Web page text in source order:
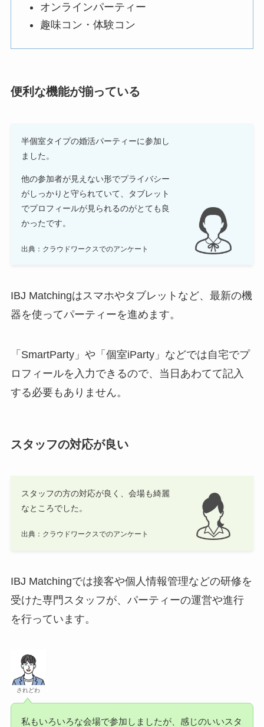
オンラインパーティー
趣味コン・体験コン
便利な機能が揃っている
半個室タイプの婚活パーティーに参加し
ました。
他の参加者が見えない形でプライバシー
がしっかりと守られていて、タブレット
でプロフィールが見られるのがとても良
かったです。
出典：クラウドワークスでのアンケート
IBJ Matchingはスマホやタブレットなど、最新の機
器を使ってパーティーを進めます。
「SmartParty」や「個室iParty」などでは自宅でプ
ロフィールを入力できるので、当日あわてて記入
する必要もありません。
スタッフの対応が良い
スタッフの方の対応が良く、会場も綺麗
なところでした。
出典：クラウドワークスでのアンケート
IBJ Matchingでは接客や個人情報管理などの研修を
受けた専門スタッフが、パーティーの運営や進行
を行っています。
されどわ
私もいろいろな会場で参加しましたが、感じのいいスタ